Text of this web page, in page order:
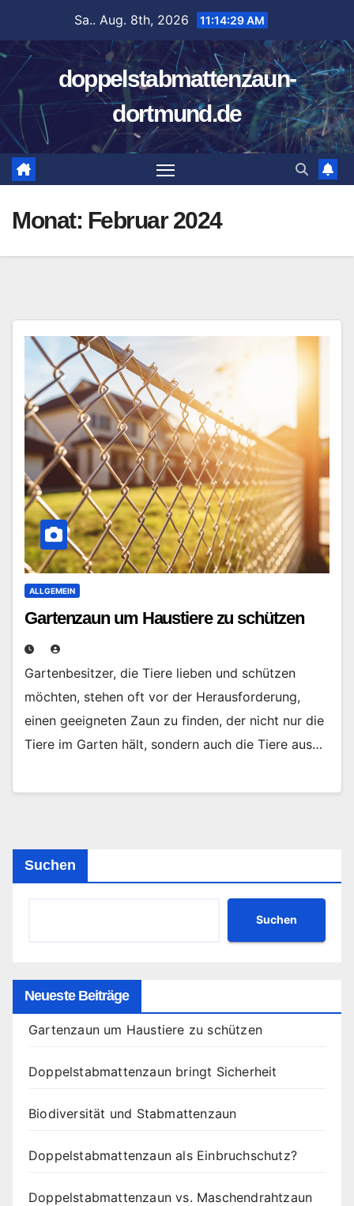
springen
Sa.. Aug. 8th, 2026 11:14:30 AM
doppelstabmattenzaun-
dortmund.de
Monat: Februar 2024
ALLGEMEIN
Gartenzaun um Haustiere zu schützen
Gartenbesitzer, die Tiere lieben und schützen
möchten, stehen oft vor der Herausforderung,
einen geeigneten Zaun zu finden, der nicht nur die
Tiere im Garten hält, sondern auch die Tiere aus…
Suchen
Suchen
Neueste Beiträge
Gartenzaun um Haustiere zu schützen
Doppelstabmattenzaun bringt Sicherheit
Biodiversität und Stabmattenzaun
Doppelstabmattenzaun als Einbruchschutz?
Doppelstabmattenzaun vs. Maschendrahtzaun